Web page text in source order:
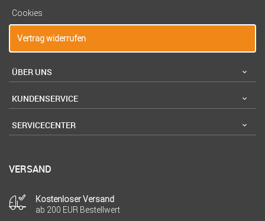
Cookies
Vertrag widerrufen
ÜBER UNS
KUNDENSERVICE
SERVICECENTER
VERSAND
Kostenloser Versand
ab 200 EUR Bestellwert